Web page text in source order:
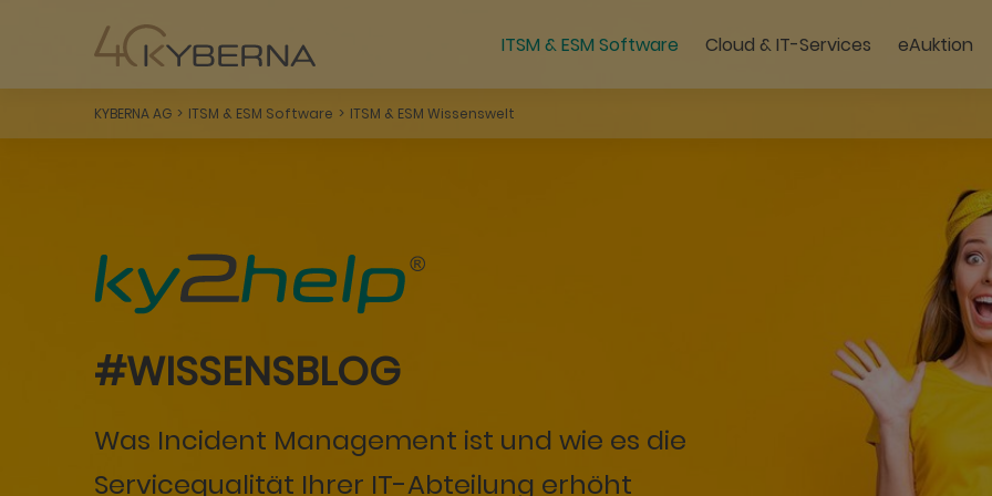
ITSM & ESM Software Cloud & IT-Services eAuktion
KYBERNA AG ITSM & ESM Software ITSM & ESM Wissenswelt
#WISSENSBLOG
Was Incident Management ist und wie es die
Servicequalität Ihrer IT-Abteilung erhöht